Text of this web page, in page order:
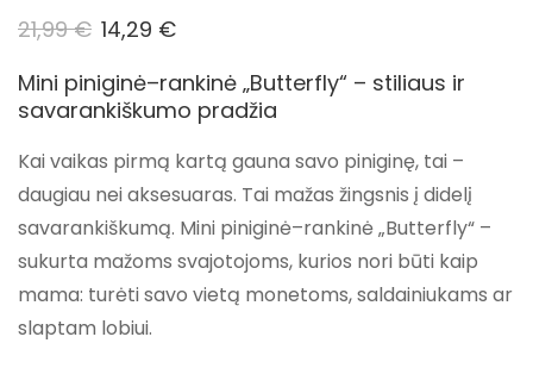
21,99€ 14,29 €
Mini piniginė–rankinė „Butterfly“ – stiliaus ir
savarankiškumo pradžia
Kai vaikas pirmą kartą gauna savo piniginę, tai –
daugiau nei aksesuaras. Tai mažas žingsnis į didelį
savarankiškumą. Mini piniginė–rankinė „Butterfly“ –
sukurta mažoms svajotojoms, kurios nori būti kaip
mama: turėti savo vietą monetoms, saldainiukams ar
slaptam lobiui.